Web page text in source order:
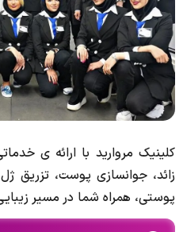
کلینیک مروارید با ارائه ی
زائد، جوانسازی پوست، تزریق
پوستی، ھمراه شما در مسیر